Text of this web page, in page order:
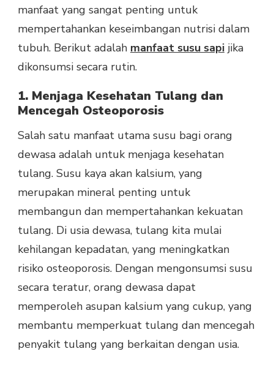
manfaat yang sangat penting untuk
mempertahankan keseimbangan nutrisi dalam
tubuh. Berikut adalah manfaat susu sapi jika
dikonsumsi secara rutin.
1. Menjaga Kesehatan Tulang dan
Mencegah Osteoporosis
Salah satu manfaat utama susu bagi orang
dewasa adalah untuk menjaga kesehatan
tulang. Susu kaya akan kalsium, yang
merupakan mineral penting untuk
membangun dan mempertahankan kekuatan
tulang. Di usia dewasa, tulang kita mulai
kehilangan kepadatan, yang meningkatkan
risiko osteoporosis. Dengan mengonsumsi susu
secara teratur, orang dewasa dapat
memperoleh asupan kalsium yang cukup, yang
membantu memperkuat tulang dan mencegah
penyakit tulang yang berkaitan dengan usia.